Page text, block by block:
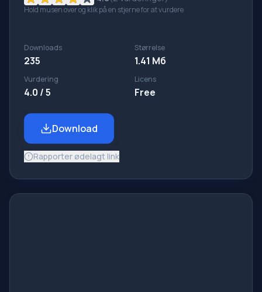
Hold musen over og klik på en stjerne for at vurdere
Downloads
235
Størrelse
1.41 Mб
Vurdering
4.0 / 5
Licens
Free
Download
Rapporter ødelagt link